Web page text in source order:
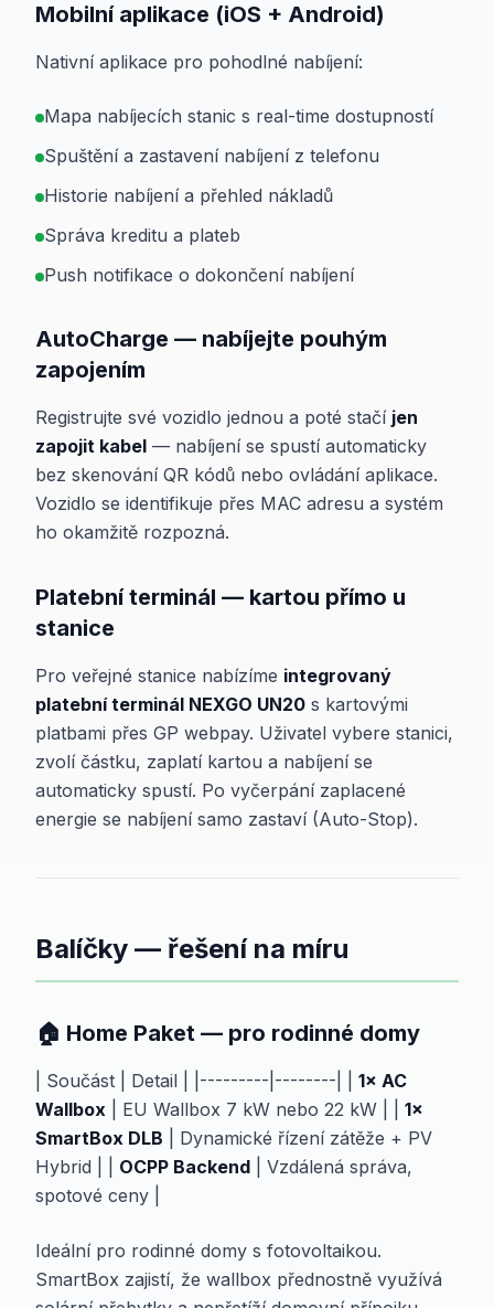
Mobilní aplikace (iOS + Android)
Nativní aplikace pro pohodlné nabíjení:
Mapa nabíjecích stanic s real-time dostupností
Spuštění a zastavení nabíjení z telefonu
Historie nabíjení a přehled nákladů
Správa kreditu a plateb
Push notifikace o dokončení nabíjení
AutoCharge — nabíjejte pouhým
zapojením
Registrujte své vozidlo jednou a poté stačí jen
zapojit kabel — nabíjení se spustí automaticky
bez skenování QR kódů nebo ovládání aplikace.
Vozidlo se identifikuje přes MAC adresu a systém
ho okamžitě rozpozná.
Platební terminál — kartou přímo u
stanice
Pro veřejné stanice nabízíme integrovaný
platební terminál NEXGO UN20 s kartovými
platbami přes GP webpay. Uživatel vybere stanici,
zvolí částku, zaplatí kartou a nabíjení se
automaticky spustí. Po vyčerpání zaplacené
energie se nabíjení samo zastaví (Auto-Stop).
Balíčky — řešení na míru
🏠 Home Paket — pro rodinné domy
| Součást | Detail | |---------|--------| | 1× AC
Wallbox | EU Wallbox 7 kW nebo 22 kW | | 1×
SmartBox DLB | Dynamické řízení zátěže + PV
Hybrid | | OCPP Backend | Vzdálená správa,
spotové ceny |
Ideální pro rodinné domy s fotovoltaikou.
SmartBox zajistí, že wallbox přednostně využívá